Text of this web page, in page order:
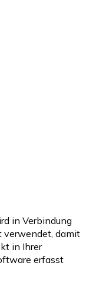
in Verbindung
verwendet, damit
in Ihrer
erfasst